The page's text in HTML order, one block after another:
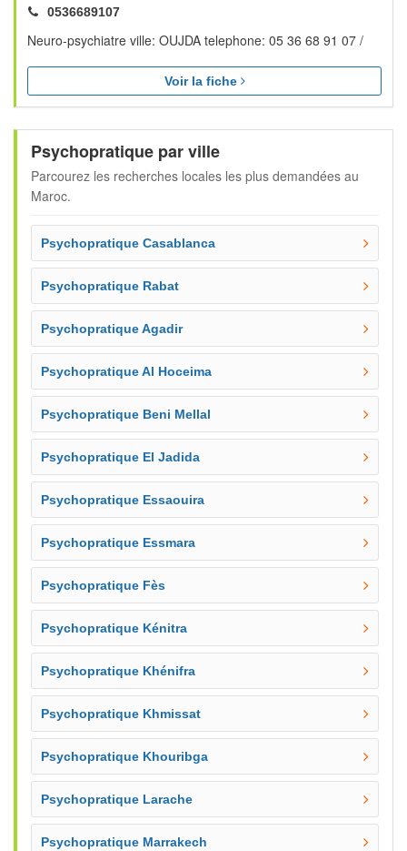
0536689107
Neuro-psychiatre ville: OUJDA telephone: 05 36 68 91 07 /
Voir la fiche
Psychopratique par ville
Parcourez les recherches locales les plus demandées au
Maroc.
Psychopratique Casablanca
Psychopratique Rabat
Psychopratique Agadir
Psychopratique Al Hoceima
Psychopratique Beni Mellal
Psychopratique El Jadida
Psychopratique Essaouira
Psychopratique Essmara
Psychopratique Fès
Psychopratique Kénitra
Psychopratique Khénifra
Psychopratique Khmissat
Psychopratique Khouribga
Psychopratique Larache
Psychopratique Marrakech